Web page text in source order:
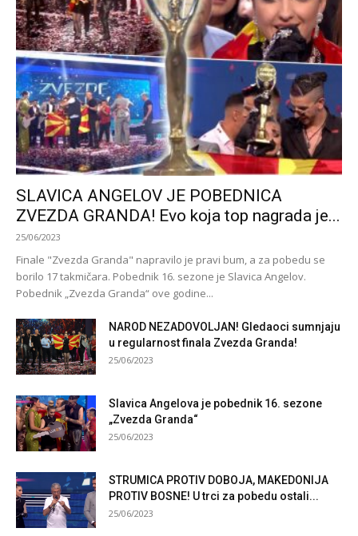
SLAVICA ANGELOV JE POBEDNICA
ZVEZDA GRANDA! Evo koja top nagrada je...
25/06/2023
Finale "Zvezda Granda" napravilo je pravi bum, a za pobedu se
borilo 17 takmičara. Pobednik 16. sezone je Slavica Angelov.
Pobednik „Zvezda Granda“ ove godine...
NAROD NEZADOVOLJAN! Gledaoci sumnjaju
u regularnost finala Zvezda Granda!
25/06/2023
Slavica Angelova je pobednik 16. sezone
„Zvezda Granda“
25/06/2023
STRUMICA PROTIV DOBOJA, MAKEDONIJA
PROTIV BOSNE! U trci za pobedu ostali...
25/06/2023